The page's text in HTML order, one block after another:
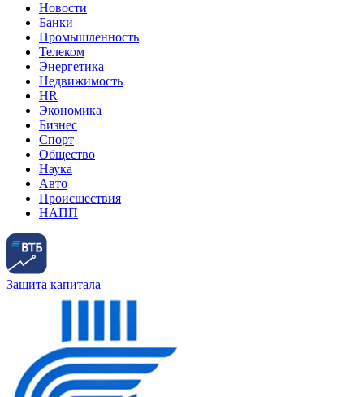
Новости
Банки
Промышленность
Телеком
Энергетика
Недвижимость
HR
Экономика
Бизнес
Спорт
Общество
Наука
Авто
Происшествия
НАПП
Защита капитала